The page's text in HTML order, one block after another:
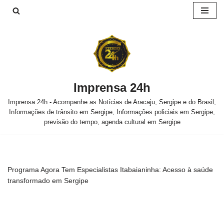
Imprensa 24h
Imprensa 24h - Acompanhe as Notícias de Aracaju, Sergipe e do Brasil,
Informações de trânsito em Sergipe, Informações policiais em Sergipe,
previsão do tempo, agenda cultural em Sergipe
Programa Agora Tem Especialistas Itabaianinha: Acesso à saúde
transformado em Sergipe